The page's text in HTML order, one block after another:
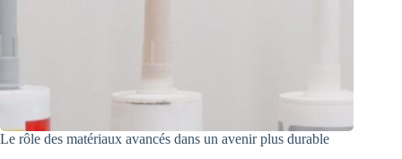
Le rôle des matériaux avancés dans un avenir plus durable